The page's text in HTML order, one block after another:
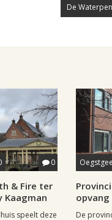
De
0
& Fire ter
Kaagman
speelt deze De